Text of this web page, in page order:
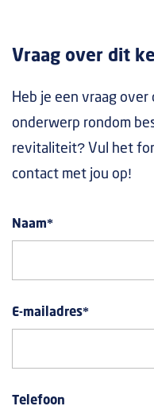
Vraag over dit
Heb je een vraag
onderwerp rondom
revitaliteit? Vul het
contact met jou op!
Naam*
E-mailadres*
Telefoon